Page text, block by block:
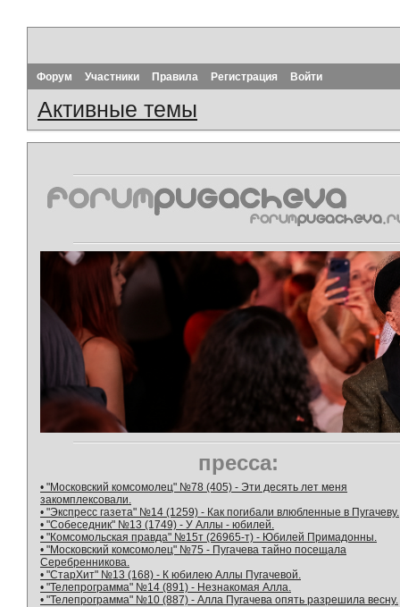
Форум Участники Правила Регистрация Войти
Активные темы
пресса:
• "Московский комсомолец" №78 (405) - Эти десять лет меня
закомплексовали.
• "Экспресс газета" №14 (1259) - Как погибали влюбленные в Пугачеву.
• "Собеседник" №13 (1749) - У Аллы - юбилей.
• "Комсомольская правда" №15т (26965-т) - Юбилей Примадонны.
• "Московский комсомолец" №75 - Пугачева тайно посещала
Серебренникова.
• "СтарХит" №13 (168) - К юбилею Аллы Пугачевой.
• "Телепрограмма" №14 (891) - Незнакомая Алла.
• "Телепрограмма" №10 (887) - Алла Пугачева опять разрешила весну.